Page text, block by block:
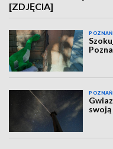
[ZDJĘCIA]
POZNAŃ
POZNAŃ